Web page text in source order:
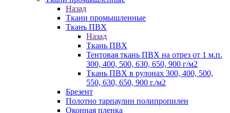
Назад
Ткани промышленные
Ткань ПВХ
Назад
Ткань ПВХ
Тентовая ткань ПВХ на отрез от 1 м.п.
300, 400, 500, 630, 650, 900 г/м2
Ткань ПВХ в рулонах 300, 400, 500,
550, 630, 650, 900 г./м2
Брезент
Полотно тарпаулин полипропилен
Оконная пленка